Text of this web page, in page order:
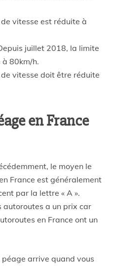
vitesse est réduite à
juillet 2018, la limite
80km/h.
vitesse doit être réduite
en France
le moyen le
France est généralement
par la lettre « A ».
autoroutes a un prix car
en France ont un
péage arrive quand vous